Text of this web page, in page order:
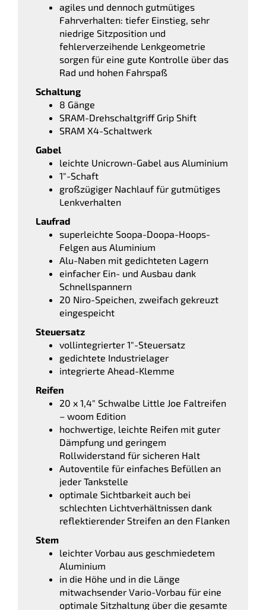
agiles und dennoch gutmütiges
Fahrverhalten: tiefer Einstieg, sehr
niedrige Sitzposition und
fehlerverzeihende Lenkgeometrie
sorgen für eine gute Kontrolle über das
Rad und hohen Fahrspaß
Schaltung
8 Gänge
SRAM-Drehschaltgriff Grip Shift
SRAM X4-Schaltwerk
Gabel
leichte Unicrown-Gabel aus Aluminium
1″-Schaft
großzügiger Nachlauf für gutmütiges
Lenkverhalten
Laufrad
superleichte Soopa-Doopa-Hoops-
Felgen aus Aluminium
Alu-Naben mit gedichteten Lagern
einfacher Ein- und Ausbau dank
Schnellspannern
20 Niro-Speichen, zweifach gekreuzt
eingespeicht
Steuersatz
vollintegrierter 1″-Steuersatz
gedichtete Industrielager
integrierte Ahead-Klemme
Reifen
20 x 1,4″ Schwalbe Little Joe Faltreifen
– woom Edition
hochwertige, leichte Reifen mit guter
Dämpfung und geringem
Rollwiderstand für sicheren Halt
Autoventile für einfaches Befüllen an
jeder Tankstelle
optimale Sichtbarkeit auch bei
schlechten Lichtverhältnissen dank
reflektierender Streifen an den Flanken
Stem
leichter Vorbau aus geschmiedetem
Aluminium
in die Höhe und in die Länge
mitwachsender Vario-Vorbau für eine
optimale Sitzhaltung über die gesamte